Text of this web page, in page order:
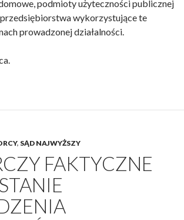
podmioty użyteczności publicznej
wykorzystujące te
prowadzonej działalności.
, SĄD NAJWYŻSZY
FAKTYCZNE